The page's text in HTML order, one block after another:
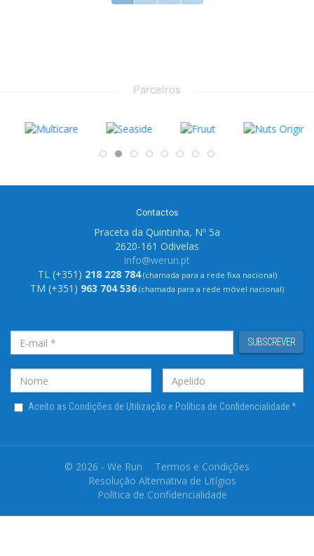
Parceiros
Contactos
Praceta da Quintinha, Nº 5a
2620-161 Odivelas
info@werun.pt
TL (+351) 218 228 784(chamada para a rede fixa nacional)
TM (+351) 963 704 536 (chamada para a rede móvel nacional)
SUBSCREVER
Aceito as Condições de Utilização e Política de Confidencialidade*
© 2026 - We Run
Termos e Condições
Resolução Alternativa de Litígios
Política de Confidencialidade